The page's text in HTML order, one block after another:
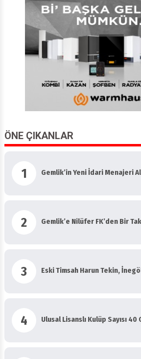
ÖNE ÇIKANLAR
1 Gemlik’in Yeni İdari Menajeri
2 Gemlik’e Nilüfer FK’den Bir
3 Eski Timsah Harun Tekin,
4 Ulusal Lisanslı Kulüp Sayısı